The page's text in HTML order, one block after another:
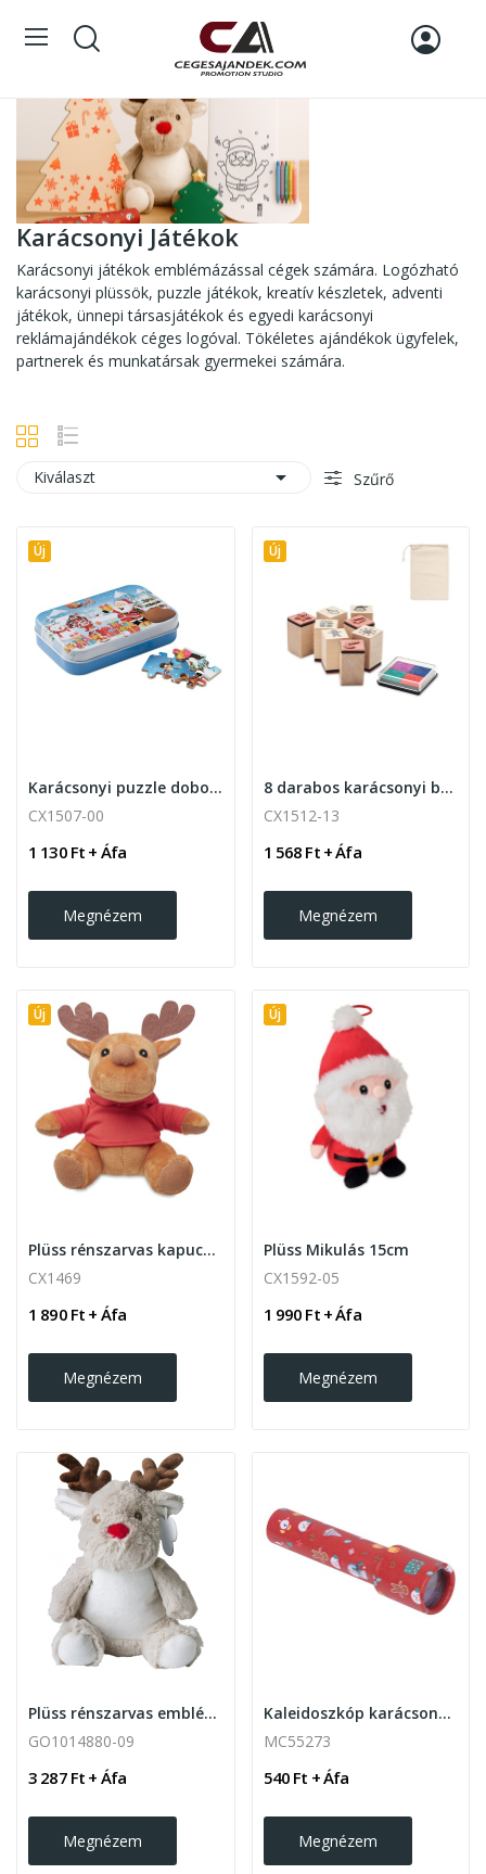
Karácsonyi Játékok
Karácsonyi játékok emblémázással cégek számára. Logózható
karácsonyi plüssök, puzzle játékok, kreatív készletek, adventi
játékok, ünnepi társasjátékok és egyedi karácsonyi
reklámajándékok céges logóval. Tökéletes ajándékok ügyfelek,
partnerek és munkatársak gyermekei számára.
Kiválaszt  Szűrő
Új
Karácsonyi puzzle dobozban 60db-os
CX1507-00
1 130 Ft + Áfa
Megnézem
Új
8 darabos karácsonyi bélyegzőkészlet fából
CX1512-13
1 568 Ft + Áfa
Megnézem
Új
Plüss rénszarvas kapucnis pulóverrel 15cm
CX1469
1 890 Ft + Áfa
Megnézem
Új
Plüss Mikulás 15cm
CX1592-05
1 990 Ft + Áfa
Megnézem
Plüss rénszarvas emblémázható címkével
GO1014880-09
3 287 Ft + Áfa
Megnézem
Kaleidoszkóp karácsonyi mintával
MC55273
540 Ft + Áfa
Megnézem